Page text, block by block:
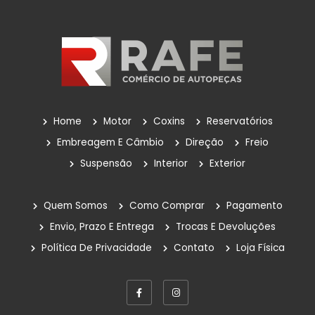
POLIA DA BOMBA D'ÁGUA
Reservatório
Reservatório De Para-Brisas
Reservatorio Óleo Hidráulico
Reservatórios
Rolamentos
Sem Categoria
Suspensão
Home Motor Coxins
Reservatórios
Embreagem E Câmbio
Direção
Freio
Suspensão
Interior Exterior
Quem Somos Como Comprar
Pagamento
Envio, Prazo E Entrega
Trocas E Devoluções
Política De Privacidade
Contato Loja Física